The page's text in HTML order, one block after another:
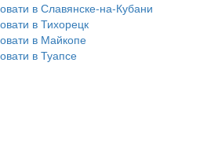
в Славянске-на-Кубани
в Тихорецк
в Майкопе
в Туапсе